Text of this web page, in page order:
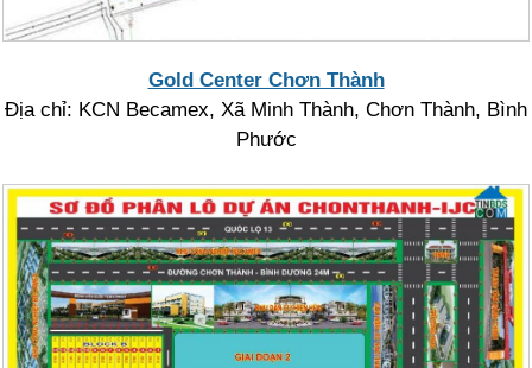
Gold Center Chơn Thành
Địa chỉ: KCN Becamex, Xã Minh Thành, Chơn Thành, Bình
Phước